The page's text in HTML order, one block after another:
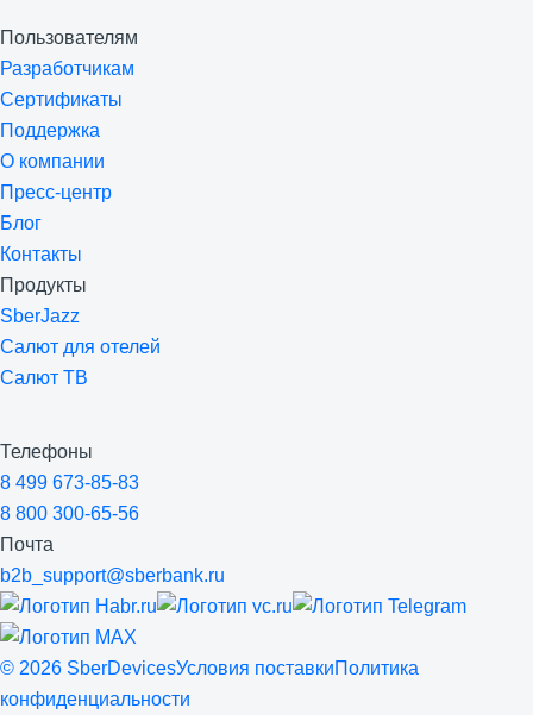
Пользователям
Разработчикам
Сертификаты
Поддержка
О компании
Пресс-центр
Блог
Контакты
Продукты
SberJazz
Салют для отелей
Салют ТВ
Телефоны
8 499 673-85-83
8 800 300-65-56
Почта
b2b_support@sberbank.ru
© 2026 SberDevicesУсловия поставкиПолитика
конфиденциальности